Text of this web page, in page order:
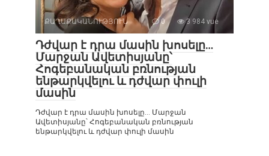
ՔԱՂԱՔԱԿԱՆՈՒԹՅՈՒՆ 0 3 984 vue
Դժվար է դրա մասին խոսելը…
Մարջան Ավետիսյանը՝
Հոգեբանական բռնության
ենթարկվելու և դժվար փուլի
մասին
Դժվար է դրա մասին խոսելը… Մարջան
Ավետիսյանը՝ Հոգեբանական բռնության
ենթարկվելու և դժվար փուլի մասին